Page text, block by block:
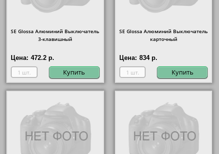
SE Glossa Алюминий Выключатель
3-клавишный
Цена: 472.2 р.
Купить
SE Glossa Алюминий Выключатель
карточный
Цена: 834 р.
Купить